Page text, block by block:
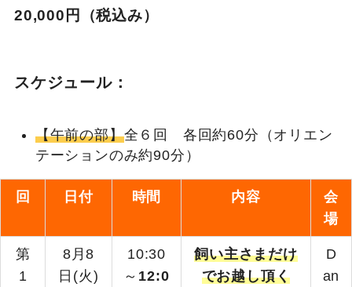
20,000円（税込み）
スケジュール：
【午前の部】全６回 各回約60分（オリエン
テーションのみ約90分）
回 日付 時間 内容
会
場
第
1
8月8
日(火)
10:30
～ 12:0
飼い主さまだけ
でお越し頂く
D
an